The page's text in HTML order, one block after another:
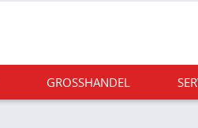
GROSSHANDEL